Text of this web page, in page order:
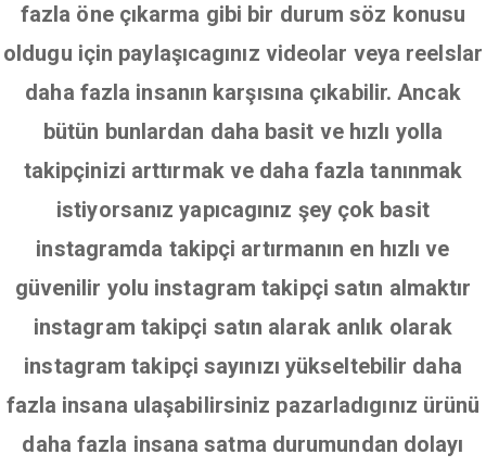
fazla öne çıkarma gibi bir durum söz konusu
oldugu için paylaşıcagınız videolar veya reelslar
daha fazla insanın karşısına çıkabilir. Ancak
bütün bunlardan daha basit ve hızlı yolla
takipçinizi arttırmak ve daha fazla tanınmak
istiyorsanız yapıcagınız şey çok basit
instagramda takipçi artırmanın en hızlı ve
güvenilir yolu instagram takipçi satın almaktır
instagram takipçi satın alarak anlık olarak
instagram takipçi sayınızı yükseltebilir daha
fazla insana ulaşabilirsiniz pazarladıgınız ürünü
daha fazla insana satma durumundan dolayı